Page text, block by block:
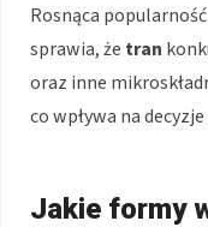
Rosnąca
sprawia, że tran
oraz inne
co wpływa na
Jakie formy